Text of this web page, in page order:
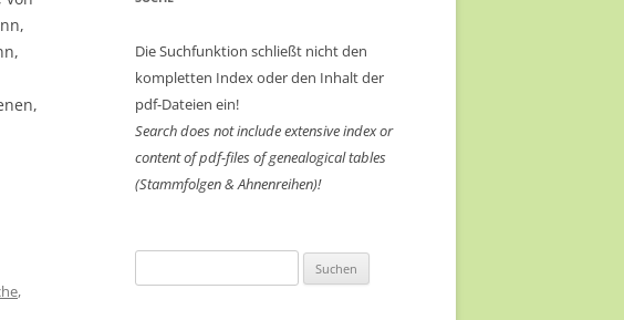
,
Die Suchfunktion schließt nicht den
kompletten Index oder den Inhalt der
pdf-Dateien ein!
Search does not include extensive index or
content ofpdf-files of genealogical tables
(Stammfolgen & Ahnenreihen)!
nach: